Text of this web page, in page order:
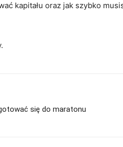
kapitału oraz jak szybko
się do maratonu